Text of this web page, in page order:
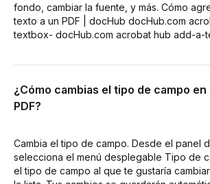
fondo, cambiar la fuente, y más. Cómo
texto a un PDF | docHub docHub.com
textbox- docHub.com acrobat hub add-a-
¿Cómo cambias el tipo de campo en
PDF?
Cambia el tipo de campo. Desde el panel
selecciona el menú desplegable Tipo de
el tipo de campo al que te gustaría